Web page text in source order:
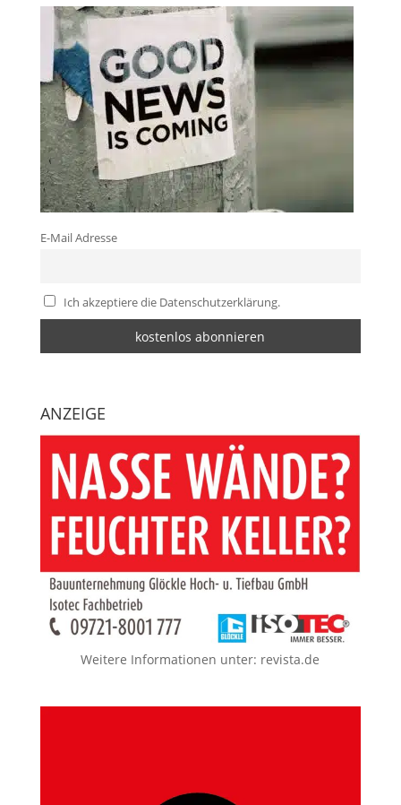
E-Mail Adresse
Ich akzeptiere die Datenschutzerklärung.
ANZEIGE
Weitere Informationen unter: revista.de